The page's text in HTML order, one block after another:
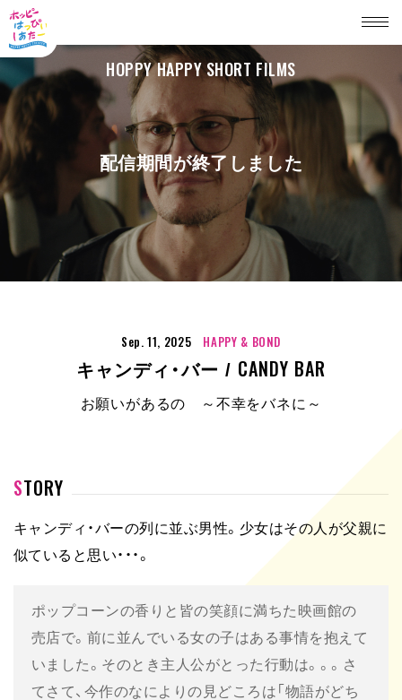
HOPPY HAPPY SHORT FILMS
配信期間が終了しました
Sep. 11, 2025 HAPPY & BOND
キャンディ・バー / CANDY BAR
お願いがあるの ～不幸をバネに～
STORY
キャンディ・バーの列に並ぶ男性。少女はその人が父親に
似ていると思い・・・。
ポップコーンの香りと皆の笑顔に満ちた映画館の
売店で。前に並んでいる女の子はある事情を抱えて
いました。そのとき主人公がとった行動は。。。さ
てさて、今作のなによりの見どころは「物語がどち